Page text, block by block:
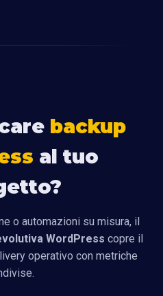
backup
al tuo
o automazioni su misura, il
WordPress copre il
operativo con metriche